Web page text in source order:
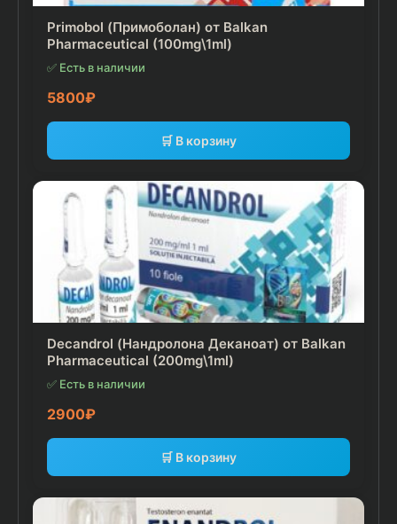
Primobol (Примоболан) от Balkan
Pharmaceutical (100mg\1ml)
✅ Есть в наличии
5800₽
🛒 В корзину
Decandrol (Нандролона Деканоат) от Balkan
Pharmaceutical (200mg\1ml)
✅ Есть в наличии
2900₽
🛒 В корзину